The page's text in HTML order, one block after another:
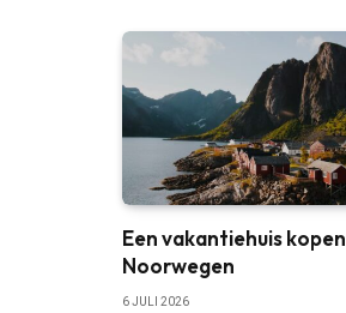
Een vakantiehuis
Noorwegen
6 JULI 2026